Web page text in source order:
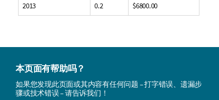
2013 0.2 $6800.00
本页面有帮助吗？
如果您发现此页面或其内容有任何问题 – 打字错误、遗漏步
骤或技术错误 – 请告诉我们！